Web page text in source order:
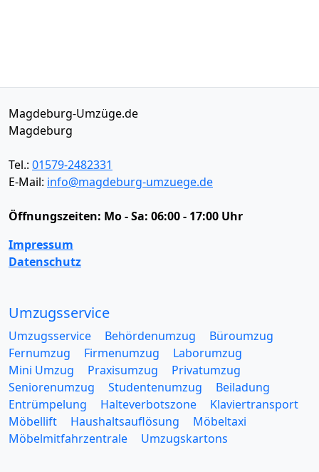
Magdeburg-Umzüge.de
Magdeburg
Tel.: 01579-2482331
E-Mail: info@magdeburg-umzuege.de
Öffnungszeiten: Mo - Sa: 06:00 - 17:00 Uhr
Impressum
Datenschutz
Umzugsservice
Umzugsservice Behördenumzug
Büroumzug
Fernumzug
Firmenumzug
Laborumzug
Mini Umzug
Praxisumzug
Privatumzug
Seniorenumzug
Studentenumzug
Beiladung
Entrümpelung
Halteverbotszone
Klaviertransport
Möbellift
Haushaltsauflösung
Möbeltaxi
Möbelmitfahrzentrale
Umzugskartons